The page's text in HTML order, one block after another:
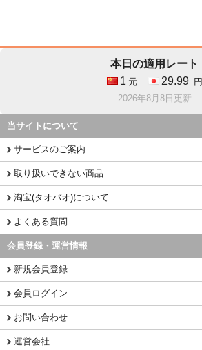
本日の適用レート
1 元 = 29.99
円
2026年8月8日更新
当サイトについて
サービスのご案内
取り扱いできない商品
淘宝(タオバオ)について
よくある質問
会員登録・運営情報
新規会員登録
会員ログイン
お問い合わせ
運営会社